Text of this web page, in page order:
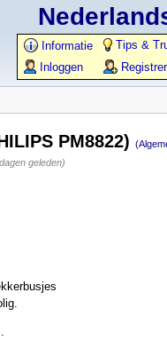
Informatie
Tips &
Inloggen
PM8822)
geleden)